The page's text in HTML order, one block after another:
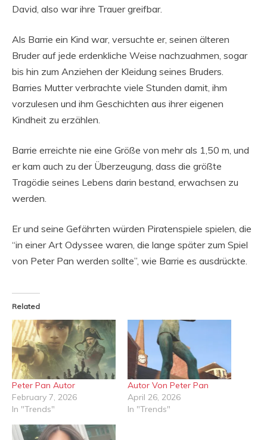
David, also war ihre Trauer greifbar.
Als Barrie ein Kind war, versuchte er, seinen älteren
Bruder auf jede erdenkliche Weise nachzuahmen, sogar
bis hin zum Anziehen der Kleidung seines Bruders.
Barries Mutter verbrachte viele Stunden damit, ihm
vorzulesen und ihm Geschichten aus ihrer eigenen
Kindheit zu erzählen.
Barrie erreichte nie eine Größe von mehr als 1,50 m, und
er kam auch zu der Überzeugung, dass die größte
Tragödie seines Lebens darin bestand, erwachsen zu
werden.
Er und seine Gefährten würden Piratenspiele spielen, die
“in einer Art Odyssee waren, die lange später zum Spiel
von Peter Pan werden sollte”, wie Barrie es ausdrückte.
Related
Peter Pan Autor
February 7, 2026
In "Trends"
Autor Von Peter Pan
April 26, 2026
In "Trends"